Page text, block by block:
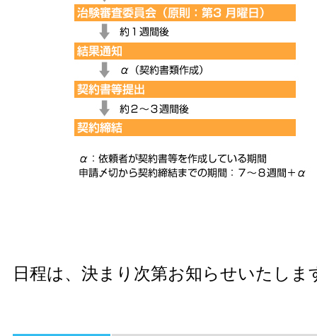
日程は、決まり次第お知らせいたしま